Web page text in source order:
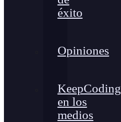
éxito
Opiniones
KeepCoding
en los
medios